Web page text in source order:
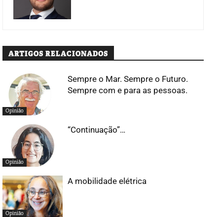
ARTIGOS RELACIONADOS
Opinião
Sempre o Mar. Sempre o Futuro.
Sempre com e para as pessoas.
Opinião
“Continuação”…
Opinião
A mobilidade elétrica